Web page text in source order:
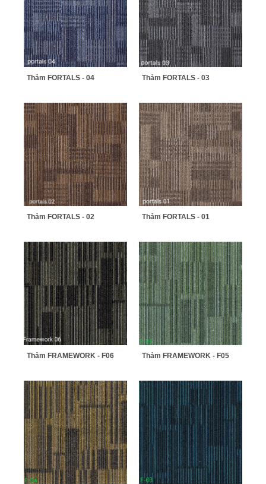
Thảm FORTALS - 04 Thảm FORTALS - 03
Thảm FORTALS - 02 Thảm FORTALS - 01
Thảm FRAMEWORK - F06 Thảm FRAMEWORK - F05